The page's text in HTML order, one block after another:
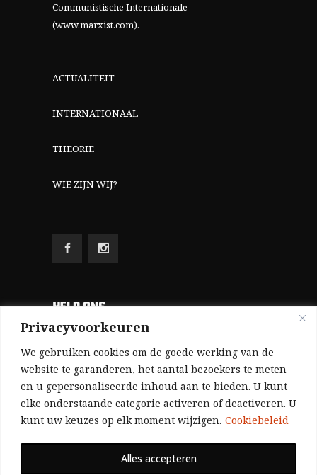
Privacyvoorkeuren
We gebruiken cookies om de goede werking van de
website te garanderen, het aantal bezoekers te meten
en u gepersonaliseerde inhoud aan te bieden. U kunt
elke onderstaande categorie activeren of deactiveren. U
kunt uw keuzes op elk moment wijzigen. Cookiebeleid
Alles accepteren
Communistische Internationale
(www.marxist.com).
ACTUALITEIT
INTERNATIONAAL
THEORIE
WIE ZIJN WIJ?
HELP ONS
Aangezien we volledig zelf gefinancierd zijn
(zonder subsidies, zonder commerciële
advertenties en zonder rijke sponsors), zijn we
voor de publicatie van ons tijdschrift uitsluitend
afhankelijk van de financiële steun van onze